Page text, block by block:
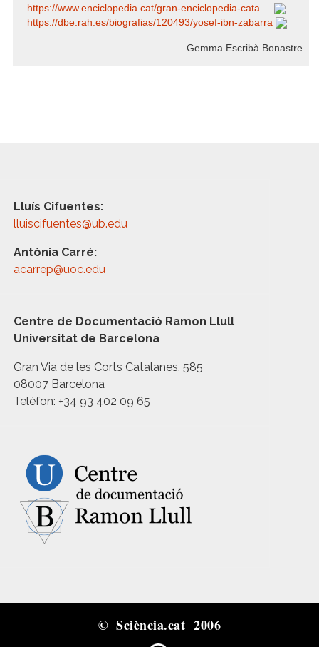
https:/​/​www.enciclopedia.cat/​gran-enciclopedia-cata ...
https:/​/​dbe.rah.es/​biografias/​120493/​yosef-ibn-zabarra
Gemma Escribà Bonastre
Lluís Cifuentes:
lluiscifuentes@ub.edu
Antònia Carré:
acarrep@uoc.edu
Centre de Documentació Ramon Llull
Universitat de Barcelona
Gran Via de les Corts Catalanes, 585
08007 Barcelona
Telèfon: +34 93 402 09 65
© Sciència.cat 2006